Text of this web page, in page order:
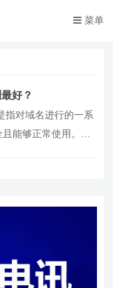
菜单
好？
指对域名进行的一系
能够正常使用。这